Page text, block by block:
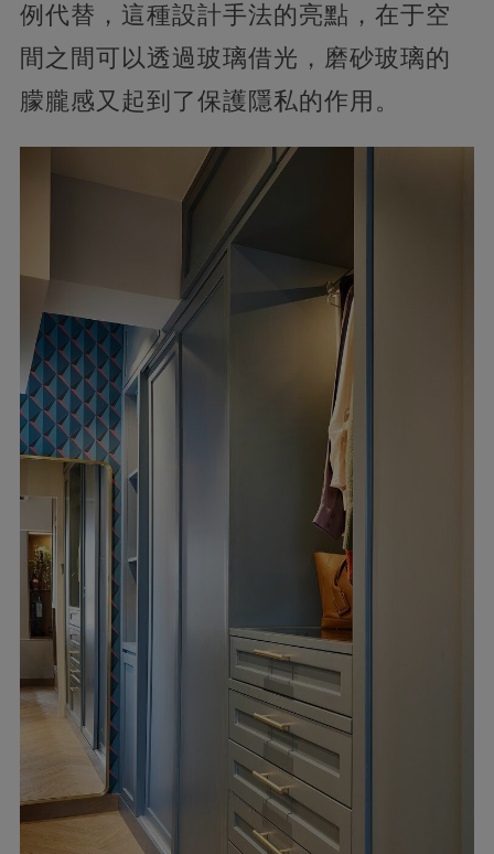
例代替，這種設計手法的亮點，在于空
間之間可以透過玻璃借光，磨砂玻璃的
朦朧感又起到了保護隱私的作用。